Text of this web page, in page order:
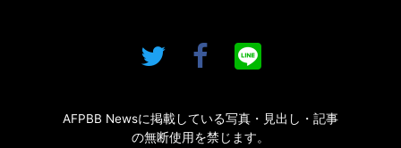
AFPBB Newsに掲載している写真・見出し・記事
の無断使用を禁じます。